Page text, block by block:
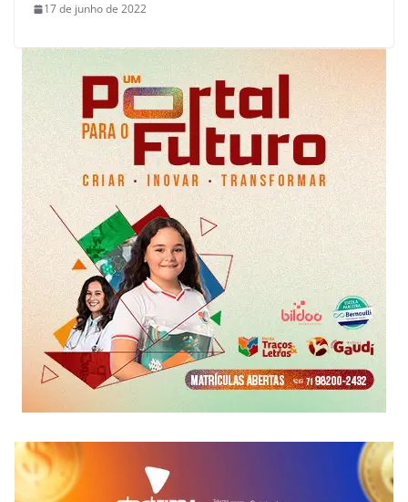
17 de junho de 2022